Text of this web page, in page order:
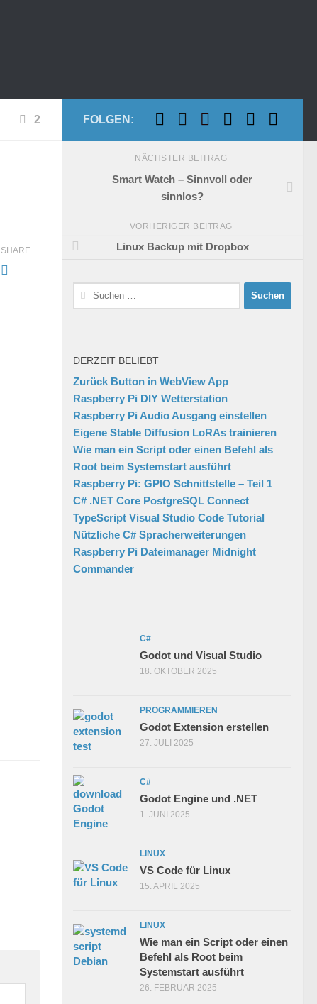
2
SHARE
FOLGEN:
NÄCHSTER BEITRAG
Smart Watch – Sinnvoll oder
sinnlos?
VORHERIGER BEITRAG
Linux Backup mit Dropbox
Suchen
nach:
DERZEIT BELIEBT
Zurück Button in WebView App
Raspberry Pi DIY Wetterstation
Raspberry Pi Audio Ausgang einstellen
Eigene Stable Diffusion LoRAs trainieren
Wie man ein Script oder einen Befehl als
Root beim Systemstart ausführt
Raspberry Pi: GPIO Schnittstelle – Teil 1
C# .NET Core PostgreSQL Connect
TypeScript Visual Studio Code Tutorial
Nützliche C# Spracherweiterungen
Raspberry Pi Dateimanager Midnight
Commander
C#
Godot und Visual Studio
18. OKTOBER 2025
PROGRAMMIEREN
Godot Extension erstellen
27. JULI 2025
C#
Godot Engine und .NET
1. JUNI 2025
LINUX
VS Code für Linux
15. APRIL 2025
LINUX
Wie man ein Script oder einen
Befehl als Root beim
Systemstart ausführt
26. FEBRUAR 2025